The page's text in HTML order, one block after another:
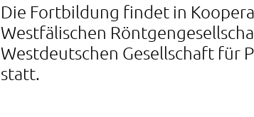
Die Fortbildung findet in
Westfälischen
Westdeutschen Gesellschaft für
statt.